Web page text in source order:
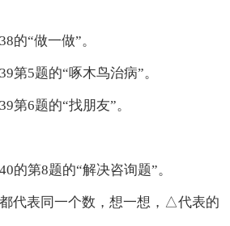
的“做一做”。
第5题的“啄木鸟治病”。
第6题的“找朋友”。
的第8题的“解决咨询题”。
代表同一个数，想一想，△代表的